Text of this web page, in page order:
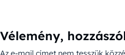
Vélemény,
Az e-mail címet nem tesszük közzé.